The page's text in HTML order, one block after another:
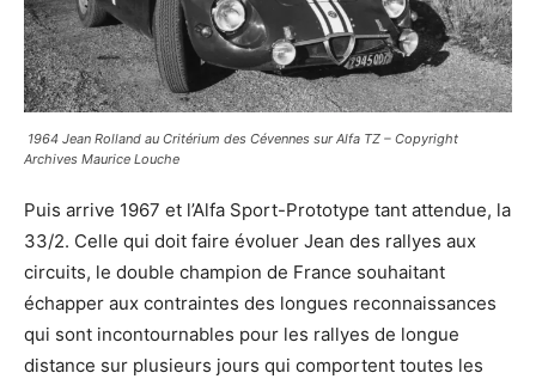
1964 Jean Rolland au Critérium des Cévennes sur Alfa TZ – Copyright
Archives Maurice Louche
Puis arrive 1967 et l’Alfa Sport-Prototype tant attendue, la
33/2. Celle qui doit faire évoluer Jean des rallyes aux
circuits, le double champion de France souhaitant
échapper aux contraintes des longues reconnaissances
qui sont incontournables pour les rallyes de longue
distance sur plusieurs jours qui comportent toutes les